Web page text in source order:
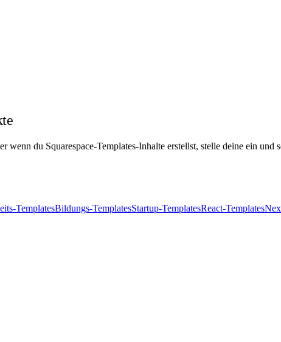
du Squarespace-Templates-Inhalte erstellst, stelle deine ein und
TemplatesBildungs-TemplatesStartup-TemplatesReact-Templates